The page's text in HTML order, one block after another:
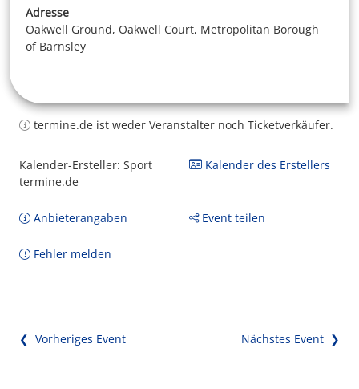
Adresse
Oakwell Ground, Oakwell Court, Metropolitan Borough
of Barnsley
termine.de ist weder Veranstalter noch Ticketverkäufer.
Kalender-Ersteller: Sport
termine.de
Kalender des Erstellers
Anbieterangaben Event teilen
Fehler melden
❮ Vorheriges Event Nächstes Event ❯